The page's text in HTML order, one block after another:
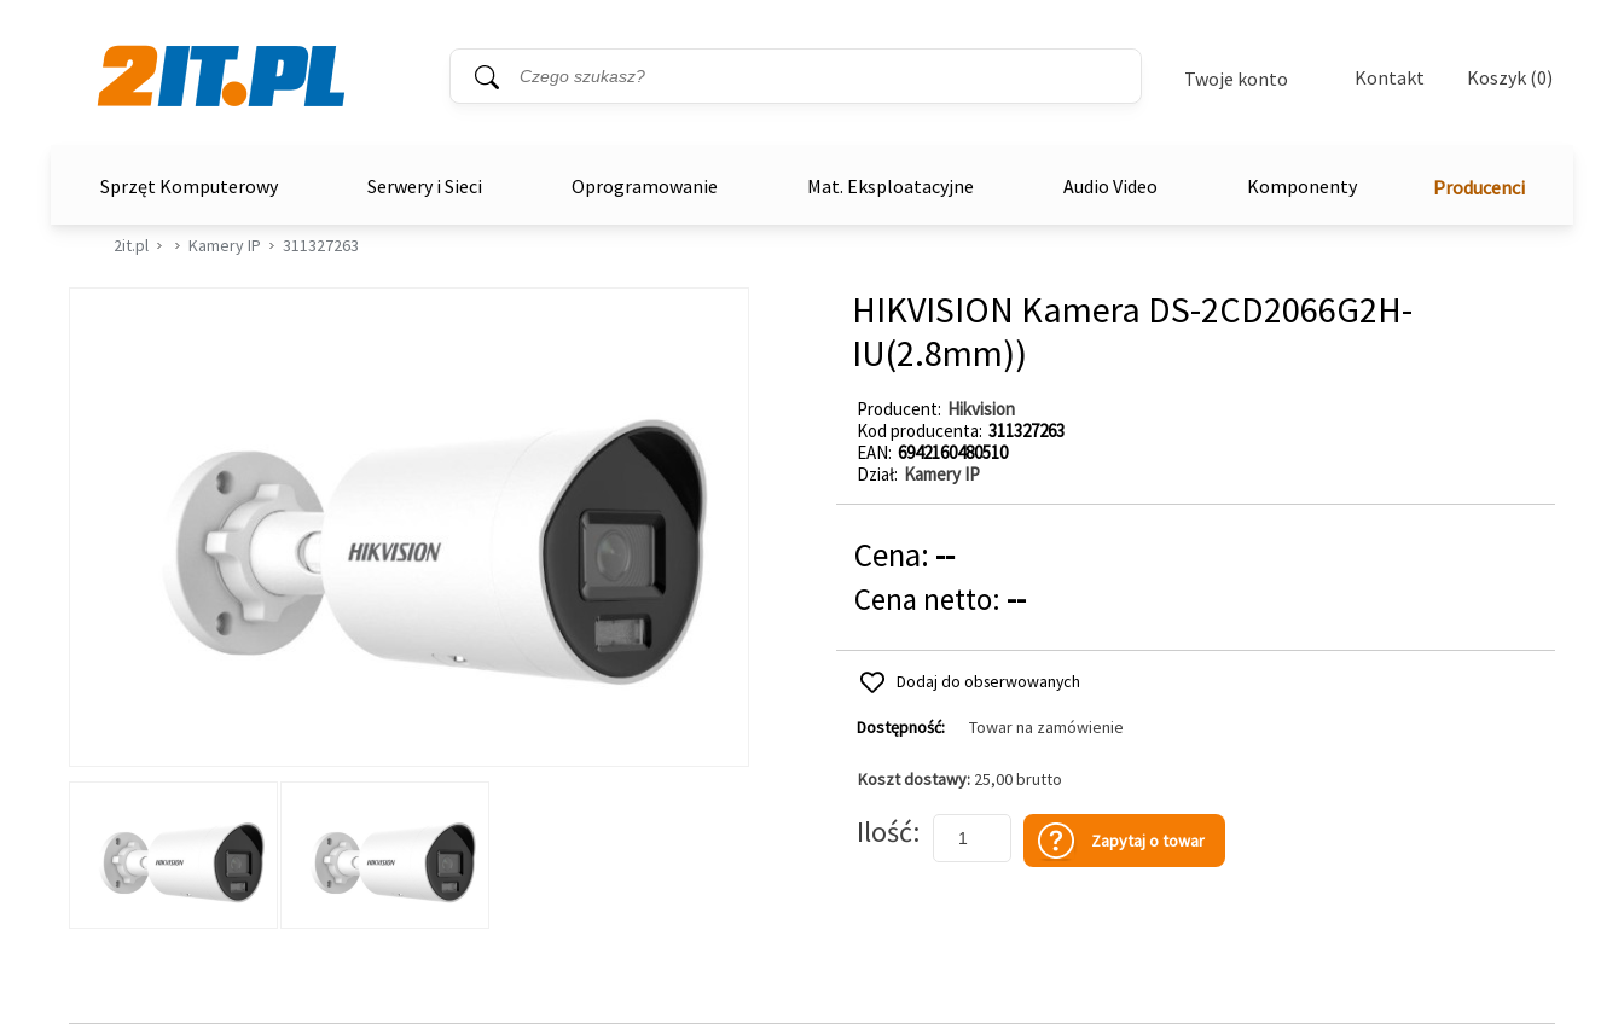
Wyszukiwarka
Słowo kluczowe
Twoje konto Kontakt Koszyk (0)
Sprzęt Komputerowy Serwery i Sieci Oprogramowanie Mat. Eksploatacyjne Audio Video Komponenty Producenci
2it.pl Kamery IP 311327263
HIKVISION Kamera DS-2CD2066G2H-
IU(2.8mm))
Producent Hikvision
Kod producenta 311327263
EAN 6942160480510
Dział Kamery IP
Cena: --
Cena netto: --
Dodaj do obserwowanych
Dostępność: Towar na zamówienie
Koszt dostawy: 25,00 brutto
Ilość Zapytaj o towar